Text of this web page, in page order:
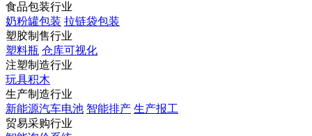
食品包装行业
奶粉罐包装 拉链袋包装
塑胶制售行业
塑料瓶 仓库可视化
注塑制造行业
玩具积木
生产制造行业
新能源汽车电池 智能排产 生产报工
贸易采购行业